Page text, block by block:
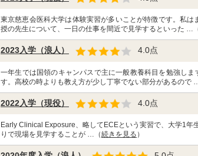
東京慈恵会医科大学は体験実習が多いことが特徴です。私
授の先生について、一日の仕事を間近で見学するといった …
2023入学（浪人） 4.0点
一年生では国領のキャンパスで主に一般教養科目を勉強し
す。高校の時よりも教え方が少し丁寧でない部分があるので
2022入学（現役） 4.0点
Early Clinical Exposure、略してECEという実習で、大学1年
りで現場を見学することが …（続きを見る ）